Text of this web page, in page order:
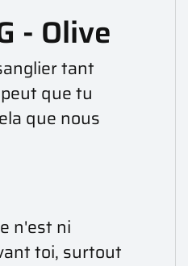
- Olive
tant
que tu
que nous
n'est ni
toi, surtout